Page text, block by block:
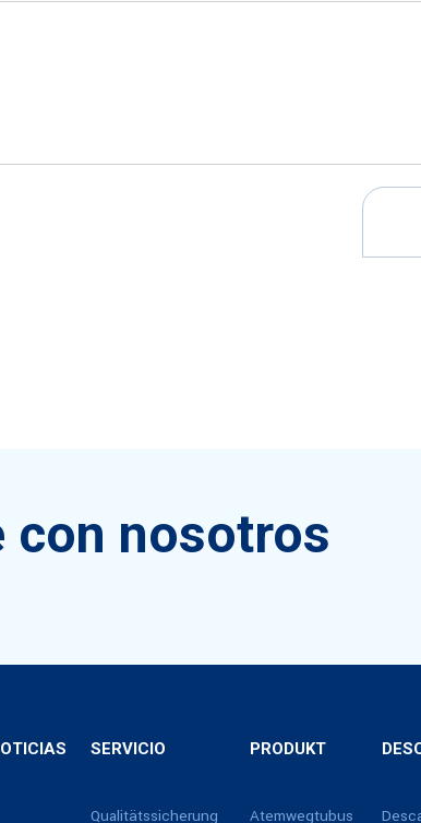
con nosotros
SERVICIO
Qualitätssicherung
PRODUKT
Atemwegtubus